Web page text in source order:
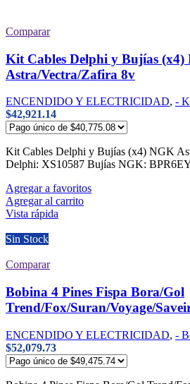
Comparar
Kit Cables Delphi y Bujías (x4)
Astra/Vectra/Zafira 8v
ENCENDIDO Y ELECTRICIDAD, -
$42,921.14
Kit Cables Delphi y Bujías (x4) NGK
Delphi: XS10587 Bujías NGK:
Agregar a favoritos
Agregar al carrito
Vista rápida
Sin Stock
Comparar
Bobina 4 Pines Fispa Bora/Gol
Trend/Fox/Suran/Voyage/
ENCENDIDO Y ELECTRICIDAD, -
$52,079.73